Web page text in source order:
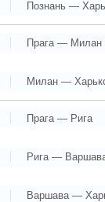
Познань —
Прага — Милан
Милан —
Прага — Рига
Рига —
Варшава —